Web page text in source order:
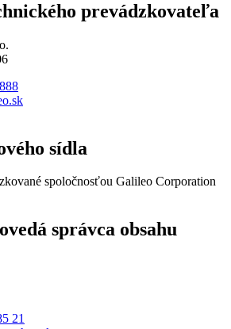
prevádzkovateľa
sídla
spoločnosťou Galileo Corporation
správca obsahu
21